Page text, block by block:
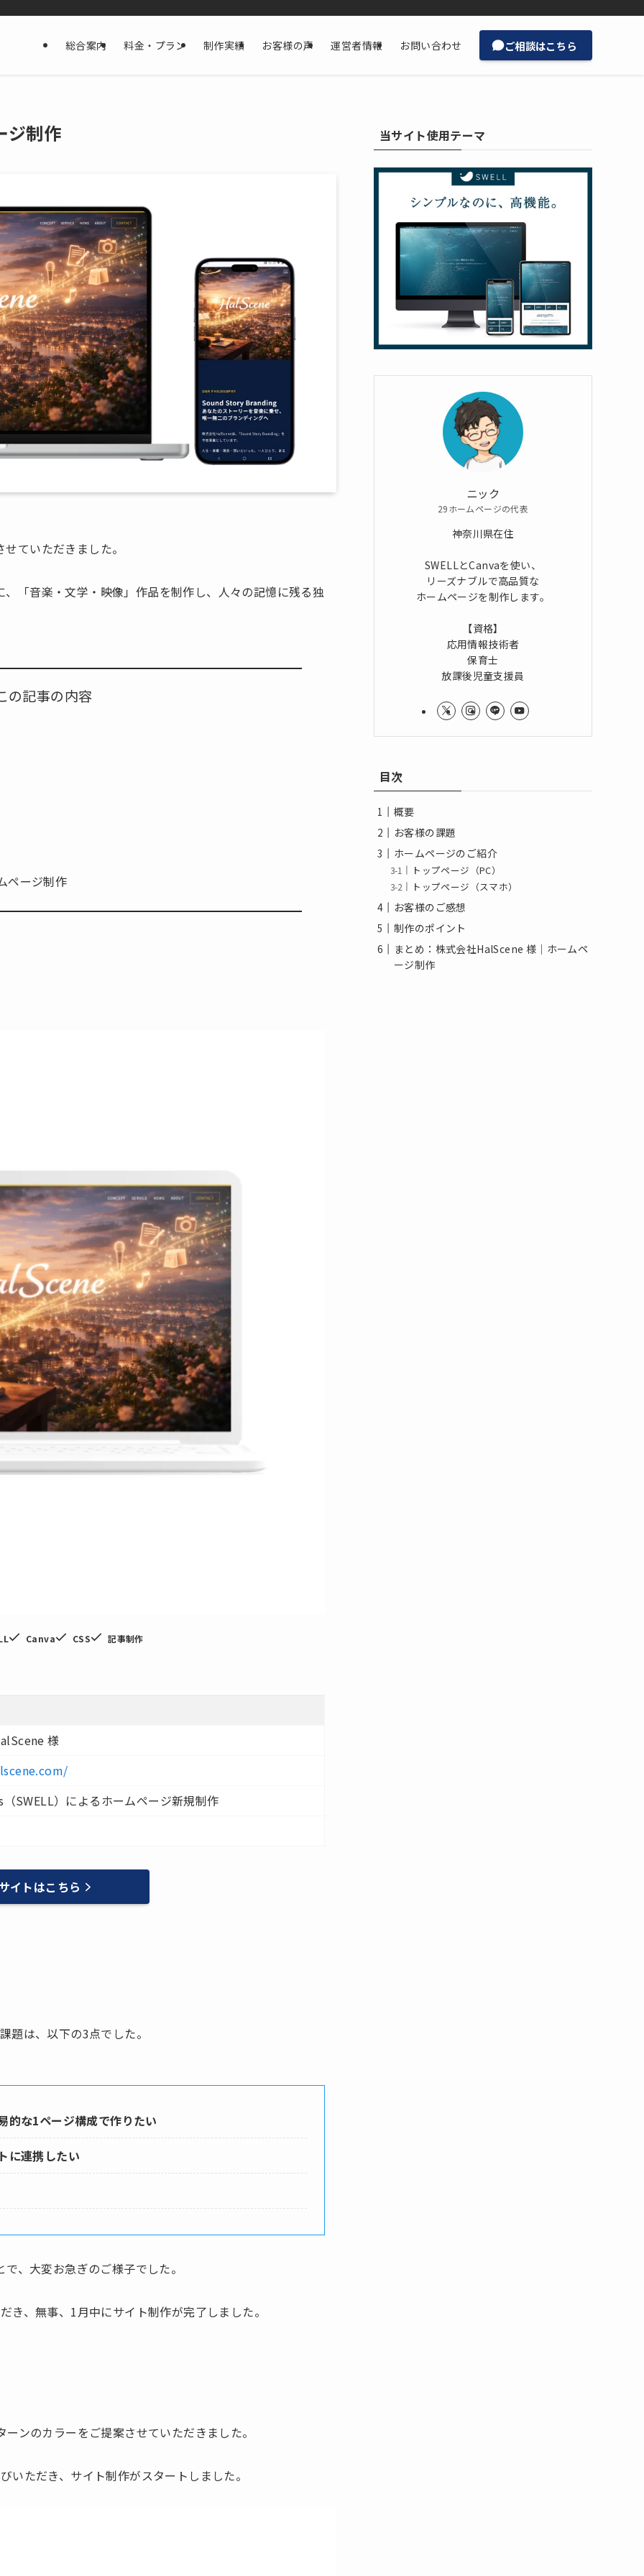
総合案内 料金・プラン 制作実績 お客様の声 運営者情報 お問い合わせ ご相談はこちら
ジ制作
ていただきました。
「音楽・文学・映像」作品を制作し、人々の記憶に残る独
の記事の内容
ページ制作
Canva CSS 記事制作
様
SWELL）によるホームページ新規制作
イトはこちら
題は、以下の3点でした。
的な1ページ構成で作りたい
に連携したい
、大変お急ぎのご様子でした。
、無事、1月中にサイト制作が完了しました。
ンのカラーをご提案させていただきました。
ただき、サイト制作がスタートしました。
当サイト使用テーマ
ニック
29ホームページの代表
神奈川県在住
SWELLとCanvaを使い、
リーズナブルで高品質な
ホームページを制作します。
【資格】
応用情報技術者
保育士
放課後児童支援員
目次
概要
お客様の課題
ホームページのご紹介
トップページ（PC）
トップページ（スマホ）
お客様のご感想
制作のポイント
まとめ：株式会社HalScene 様｜ホームペ
ージ制作